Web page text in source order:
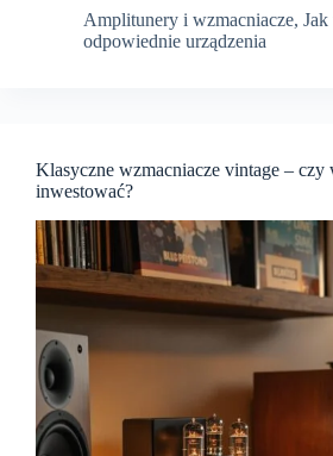
cyfrowy
w
Amplitunery i wzmacniacze,
odpowiednie urządzenia
Klasyczne wzmacniacze vintage – czy
inwestować?